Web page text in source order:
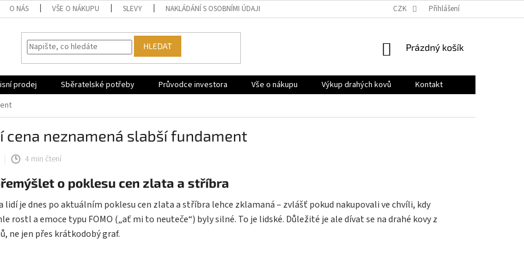
O NÁS VŠE O NÁKUPU SLEVY NAKLÁDÁNÍ S OSOBNÍMI ÚDAJI PRODÁVANÉ ZNAČKY
CZK Přihlášení
HLEDAT
NÁKUPNÍ
Prázdný košík
prodej Sběratelské potřeby Průvodce investora Vše o nákupu Výkup drahých kovů
Kontakt
cena neznamená slabší fundament
4 min čtení
o poklesu cen zlata a stříbra
lidí je dnes po aktuálním poklesu cen zlata a stříbra lehce zklamaná – zvlášť pokud nakupovali ve chvíli, kdy
rostl a emoce typu FOMO („ať mi to neuteče“) byly silné. To je lidské. Důležité je ale dívat se na drahé kovy z
ne jen přes krátkodobý graf.